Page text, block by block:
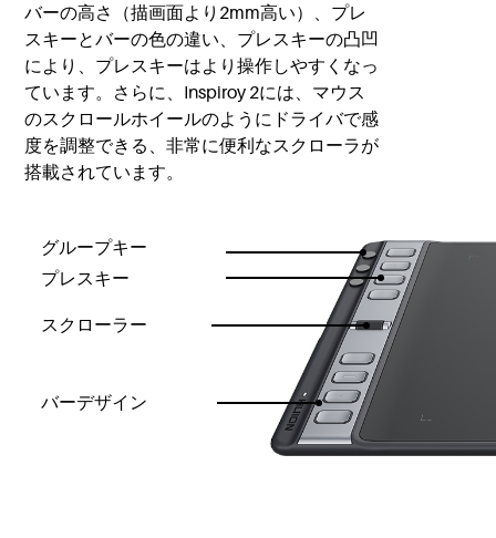
バーの高さ（描画面より2mm高い）、プレ
スキーとバーの色の違い、プレスキーの凸凹
により、プレスキーはより操作しやすくなっ
ています。さらに、Inspiroy 2には、マウス
のスクロールホイールのようにドライバで感
度を調整できる、非常に便利なスクローラが
搭載されています。
グループキー
プレスキー
スクローラー
バーデザイン